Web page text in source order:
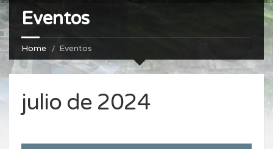
Eventos
Home Eventos
julio de 2024